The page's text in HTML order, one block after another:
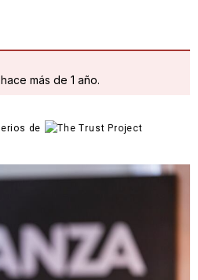
más de 1 año.
de